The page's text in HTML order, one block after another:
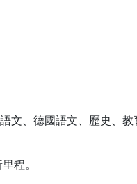
文、德國語文、歷史、
程。